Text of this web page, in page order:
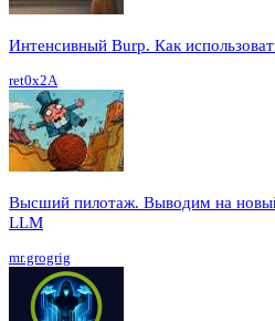
Интенсивный Burp. Как
ret0x2A
Высший пилотаж. Выводим на
LLM
mr.grogrig